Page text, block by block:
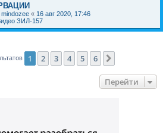
mindozee « 16 авг 2020, 17:46
ЗИЛ-157
1 2 3 4 5 6
Перейти